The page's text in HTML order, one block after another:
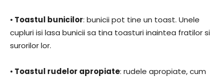
• Toastul bunicilor: bunicii pot tine un toast. Unele
cupluri isi lasa bunicii sa tina toasturi inaintea fratilor si
surorilor lor.
• Toastul rudelor apropiate: rudele apropiate, cum